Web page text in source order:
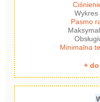
Wykres
Pasmo
Minimalna
+